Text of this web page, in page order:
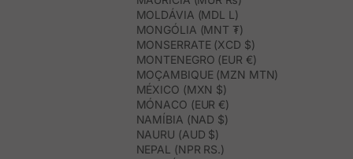
MOLDÁVIA (MDL L)
MONGÓLIA (MNT ₮)
MONSERRATE (XCD $)
MONTENEGRO (EUR €)
MOÇAMBIQUE (MZN MTN)
MÉXICO (MXN $)
MÓNACO (EUR €)
NAMÍBIA (NAD $)
NAURU (AUD $)
NEPAL (NPR RS.)